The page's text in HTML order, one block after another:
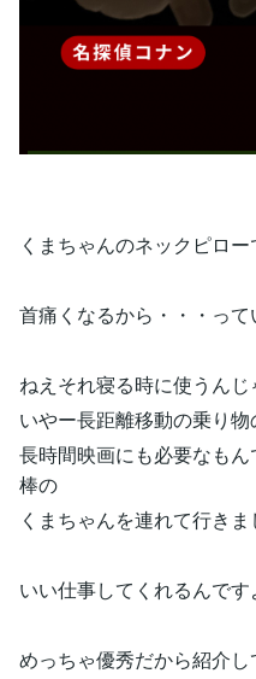
くまちゃんのネックピロー
首痛くなるから・・・って
ねえそれ寝る時に使うん
いやー長距離移動の乗り物
長時間映画にも必要なも
棒の
くまちゃんを連れて行きま
いい仕事してくれるんです
めっちゃ優秀だから紹介